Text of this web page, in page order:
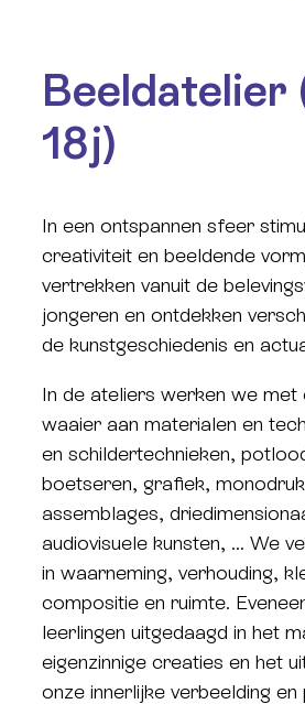
Beeldatelier
18j)
In een ontspannen sfeer
creativiteit en beeldende
vertrekken vanuit de
jongeren en ontdekken
de kunstgeschiedenis en
In de ateliers werken we met
waaier aan materialen en
en schildertechnieken,
boetseren, grafiek,
assemblages,
audiovisuele kunsten, ... We
in waarneming, verhouding,
compositie en ruimte.
leerlingen uitgedaagd in het
eigenzinnige creaties en het
onze innerlijke verbeelding